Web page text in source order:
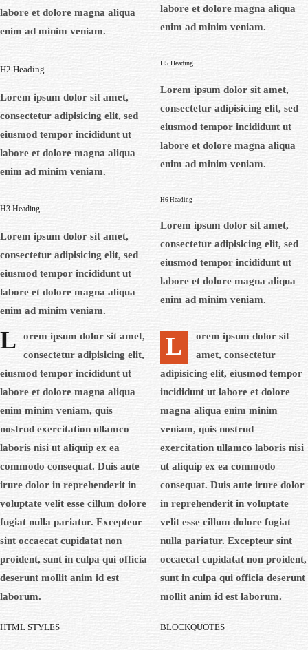
labore et dolore magna aliqua
enim ad minim veniam.
H2 Heading
Lorem ipsum dolor sit amet,
consectetur adipisicing elit, sed
eiusmod tempor incididunt ut
labore et dolore magna aliqua
enim ad minim veniam.
H3 Heading
Lorem ipsum dolor sit amet,
consectetur adipisicing elit, sed
eiusmod tempor incididunt ut
labore et dolore magna aliqua
enim ad minim veniam.
labore et dolore magna aliqua
enim ad minim veniam.
H5 Heading
Lorem ipsum dolor sit amet,
consectetur adipisicing elit, sed
eiusmod tempor incididunt ut
labore et dolore magna aliqua
enim ad minim veniam.
H6 Heading
Lorem ipsum dolor sit amet,
consectetur adipisicing elit, sed
eiusmod tempor incididunt ut
labore et dolore magna aliqua
enim ad minim veniam.
L
orem ipsum dolor sit amet,
consectetur adipisicing elit,
eiusmod tempor incididunt ut
labore et dolore magna aliqua
enim minim veniam, quis
nostrud exercitation ullamco
laboris nisi ut aliquip ex ea
commodo consequat. Duis aute
irure dolor in reprehenderit in
voluptate velit esse cillum dolore
fugiat nulla pariatur. Excepteur
sint occaecat cupidatat non
proident, sunt in culpa qui officia
deserunt mollit anim id est
laborum.
L
orem ipsum dolor sit
amet, consectetur
adipisicing elit, eiusmod tempor
incididunt ut labore et dolore
magna aliqua enim minim
veniam, quis nostrud
exercitation ullamco laboris nisi
ut aliquip ex ea commodo
consequat. Duis aute irure dolor
in reprehenderit in voluptate
velit esse cillum dolore fugiat
nulla pariatur. Excepteur sint
occaecat cupidatat non proident,
sunt in culpa qui officia deserunt
mollit anim id est laborum.
HTML STYLES BLOCKQUOTES